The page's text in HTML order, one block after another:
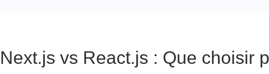
Next.js vs React.js : Que choisir